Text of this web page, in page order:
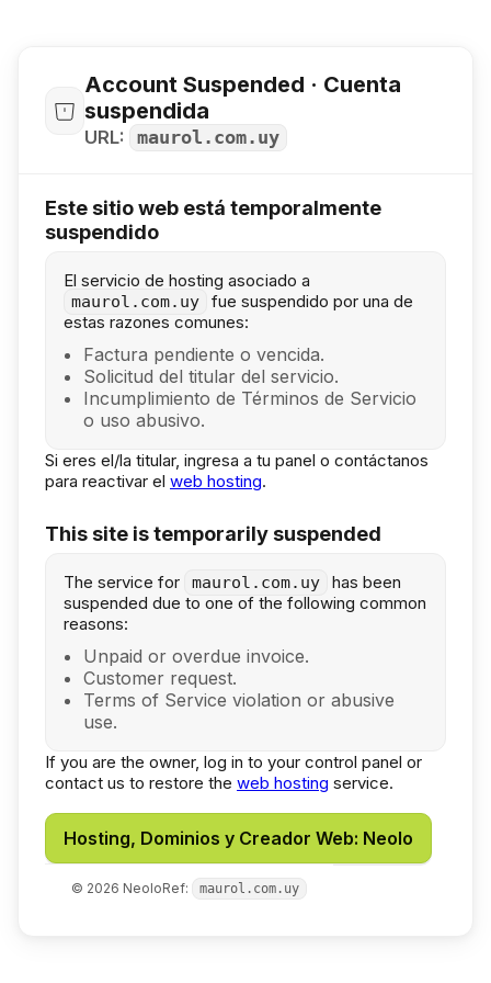
Account Suspended · Cuenta
suspendida
URL: maurol.com.uy
Este sitio web está temporalmente
suspendido
El servicio de hosting asociado a
maurol.com.uy
fue suspendido por una de
estas razones comunes:
Factura pendiente o vencida.
Solicitud del titular del servicio.
Incumplimiento de Términos de Servicio
o uso abusivo.
Si eres el/la titular, ingresa a tu panel o contáctanos
para reactivar el web hosting.
This site is temporarily suspended
The service for maurol.com.uy
has been
suspended due to one of the following common
reasons:
Unpaid or overdue invoice.
Customer request.
Terms of Service violation or abusive
use.
If you are the owner, log in to your control panel or
contact us to restore the web hosting service.
Hosting, Dominios y Creador Web: Neolo
© 2026 NeoloRef: maurol.com.uy